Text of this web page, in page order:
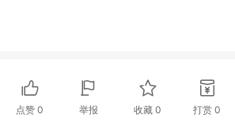
点赞 0 举报 收藏0 打赏 0